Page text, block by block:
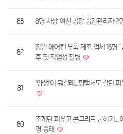
83 8명 사상 여천 공장 중간관리자 2
82
창원 에어컨 부품 제조 업체 16명
후 첫 직업성 질병
81
'양생'이 뭐길래…평택서도 갈탄
80
조개탄 피우고 콘크리트 굳히기…
명 중태